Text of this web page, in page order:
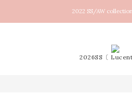
New arrival！
2022 SS/AW
2026SS〔